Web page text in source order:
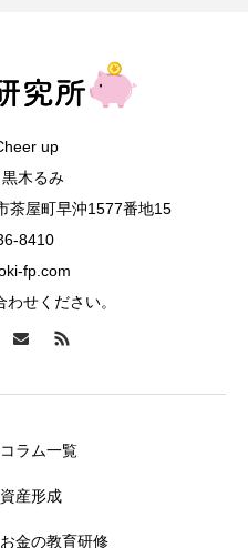
up
木るみ
茶屋町早沖1577番地15
8410
fp.com
せください。
コラム一覧
資産形成
お金の教育研修